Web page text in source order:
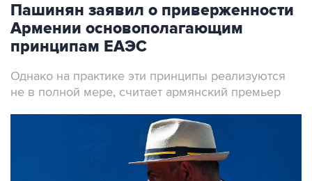
Пашинян заявил о приверженности
Армении основополагающим
принципам ЕАЭС
Однако на практике эти принципы реализуются
не в полной мере, считает армянский премьер